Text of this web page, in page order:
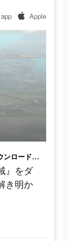
app Apple
『ミスティックアビス：遺失海域』をダウンロード、一緒に深海の謎を解き明かしましょう！
』をダ
き明か